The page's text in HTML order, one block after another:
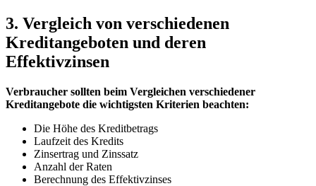
3. Vergleich von verschiedenen
Kreditangeboten ‍und deren
Effektivzinsen
Verbraucher sollten⁢ beim Vergleichen verschiedener
Kreditangebote die​ wichtigsten Kriterien beachten:
Die Höhe des Kreditbetrags
Laufzeit des Kredits
Zinsertrag und Zinssatz
Anzahl der Raten
Berechnung des Effektivzinses